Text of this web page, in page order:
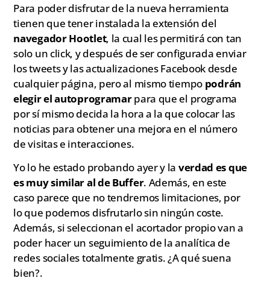
Para poder disfrutar de la nueva herramienta
tienen que tener instalada la extensión del
navegador Hootlet, la cual les permitirá con tan
solo un click, y después de ser configurada enviar
los tweets y las actualizaciones Facebook desde
cualquier página, pero al mismo tiempo podrán
elegir el autoprogramarpara que el programa
por sí mismo decida la hora a la que colocar las
noticias para obtener una mejora en el número
de visitas e interacciones.
Yo lo he estado probando ayer y la verdad es que
es muy similar al de Buffer. Además, en este
caso parece que no tendremos limitaciones, por
lo que podemos disfrutarlo sin ningún coste.
Además, si seleccionan el acortador propio van a
poder hacer un seguimiento de la analítica de
redes sociales totalmente gratis. ¿A qué suena
bien?.